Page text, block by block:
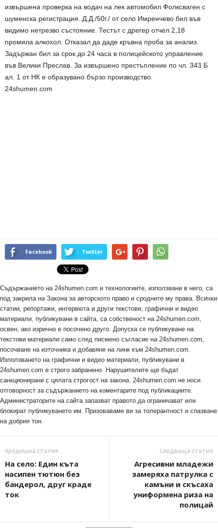
извършена проверка на водач на лек автомобил Фолксваген с
шуменска регистрация. Д.Д./50г./ от село Имренчево бил във
видимо нетрезво състояние. Тестът с дрегер отчел 2,18
промила алкохол. Отказал да даде кръвна проба за анализ.
Задържан бил за срок до 24 часа в полицейското управление
във Велики Преслав. За извършено престъпление по чл. 343 Б
ал. 1 от НК е образувано бързо производство.
24shumen.com
Facebook Twitter
Съдържанието на 24shumen.com и технологиите, използвани в него, са
под закрила на Закона за авторското право и сродните му права. Всички
статии, репортажи, интервюта и други текстови, графични и видео
материали, публикувани в сайта, са собственост на 24shumen.com,
освен, ако изрично е посочено друго. Допуска се публикуване на
текстови материали само след писмено съгласие на 24shumen.com,
посочване на източника и добавяне на линк към 24shumen.com.
Използването на графични и видео материали, публикувани в
24shumen.com е строго забранено. Нарушителите ще бъдат
санкционирани с цялата строгост на закона. 24shumen.com не носи
отговорност за съдържанието на коментарите под публикациите.
Администраторите на сайта запазват правото да ограничават или
блокират публикуването им. Призоваваме ви за толерантност и спазване
на добрия тон.
предишна статия
На село: Един къта
насипен тютюн без
бандерол, друг краде
ток
Следваща статия
Агресивни младежи
замеряха патрулка с
камъни и скъсаха
униформена риза на
полицай